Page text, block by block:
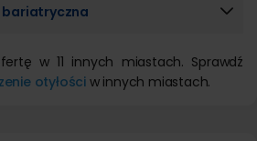
w 11 innych miastach. Sprawdź
otyłości w innych miastach.